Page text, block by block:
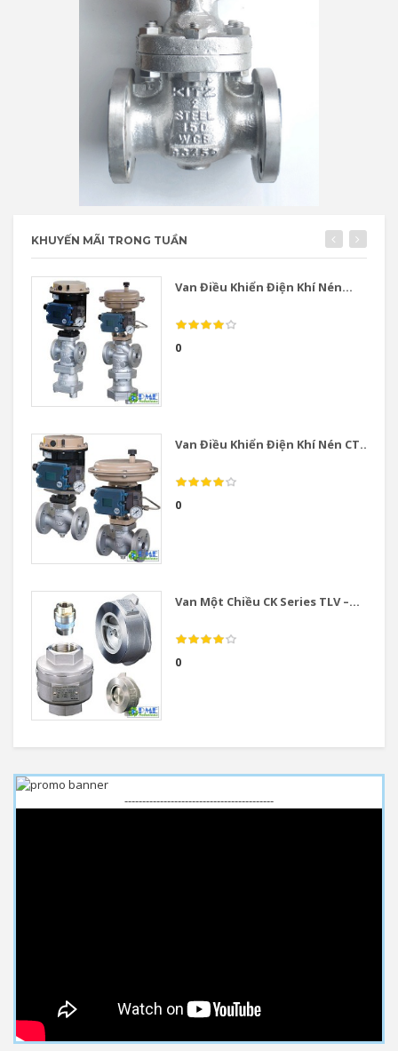
KHUYẾN MÃI TRONG TUẦN
Van Điều Khiển Điện Khí Nén...
0
Van Điều Khiển Điện Khí Nén CT...
0
Van Một Chiều CK Series TLV –...
0
------------------------------------------